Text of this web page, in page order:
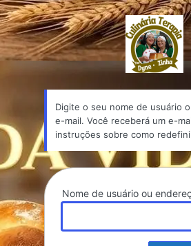
Senha
perdida
Digite o seu nome de usuário
e-mail. Você receberá um e-
instruções sobre como
Nome de usuário ou